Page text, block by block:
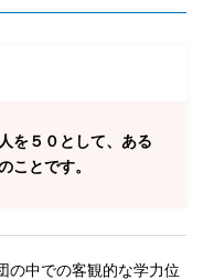
を５０として、ある
ことです。
の中での客観的な学力位